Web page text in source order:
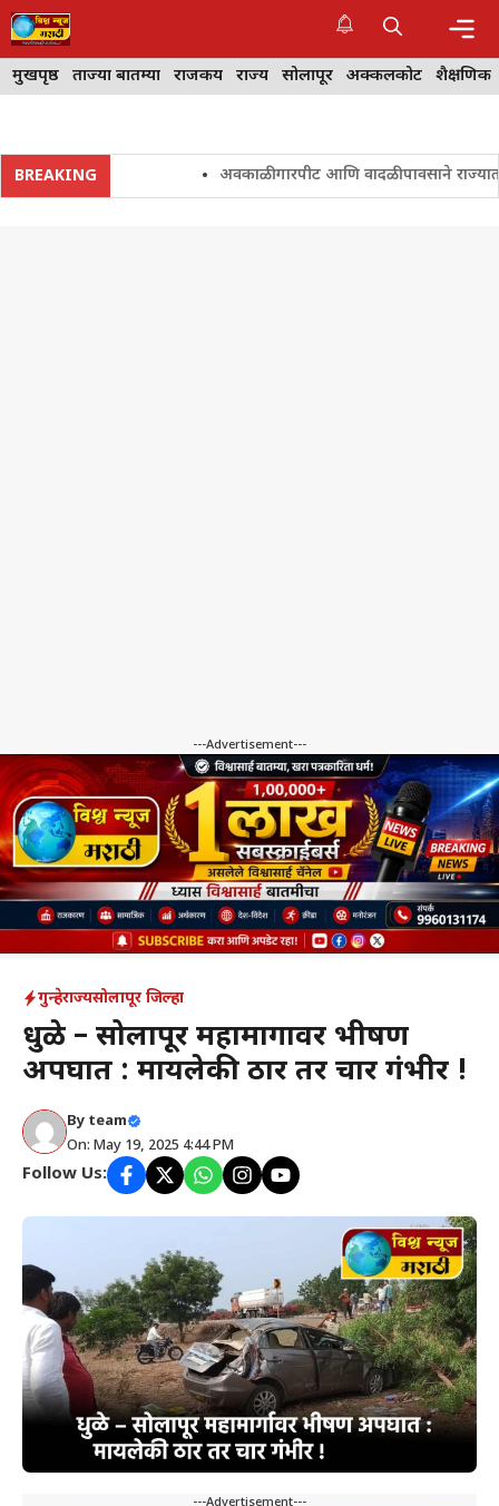
Skip
to
content
मुखपृष्ठ ताज्या बातम्या राजकीय राज्य सोलापूर अक्कलकोट शैक्षणिक
BREAKING अवकाळी गारपीट आणि वादळी पावसाने राज्यातील
---Advertisement---
गुन्हेराज्यसोलापूर जिल्हा
धुळे – सोलापूर महामार्गावर भीषण
अपघात : मायलेकी ठार तर चार गंभीर !
By team
On: May 19, 2025 4:44 PM
Follow Us:
---Advertisement---